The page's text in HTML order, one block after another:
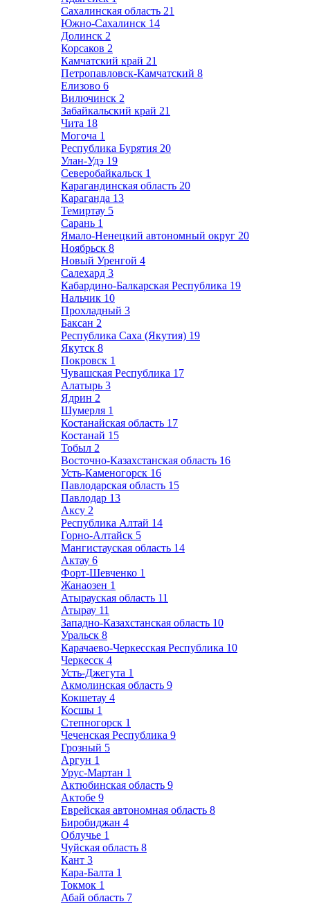
Сахалинская область 21
Южно-Сахалинск 14
Долинск 2
Корсаков 2
Камчатский край 21
Петропавловск-Камчатский 8
Елизово 6
Вилючинск 2
Забайкальский край 21
Чита 18
Могоча 1
Республика Бурятия 20
Улан-Удэ 19
Северобайкальск 1
Карагандинская область 20
Караганда 13
Темиртау 5
Сарань 1
Ямало-Ненецкий автономный округ 20
Ноябрьск 8
Новый Уренгой 4
Салехард 3
Кабардино-Балкарская Республика 19
Нальчик 10
Прохладный 3
Баксан 2
Республика Саха (Якутия) 19
Якутск 8
Покровск 1
Чувашская Республика 17
Алатырь 3
Ядрин 2
Шумерля 1
Костанайская область 17
Костанай 15
Тобыл 2
Восточно-Казахстанская область 16
Усть-Каменогорск 16
Павлодарская область 15
Павлодар 13
Аксу 2
Республика Алтай 14
Горно-Алтайск 5
Мангистауская область 14
Актау 6
Форт-Шевченко 1
Жанаозен 1
Атырауская область 11
Атырау 11
Западно-Казахстанская область 10
Уральск 8
Карачаево-Черкесская Республика 10
Черкесск 4
Усть-Джегута 1
Акмолинская область 9
Кокшетау 4
Косшы 1
Степногорск 1
Чеченская Республика 9
Грозный 5
Аргун 1
Урус-Мартан 1
Актюбинская область 9
Актобе 9
Еврейская автономная область 8
Биробиджан 4
Облучье 1
Чуйская область 8
Кант 3
Кара-Балта 1
Токмок 1
Абай область 7